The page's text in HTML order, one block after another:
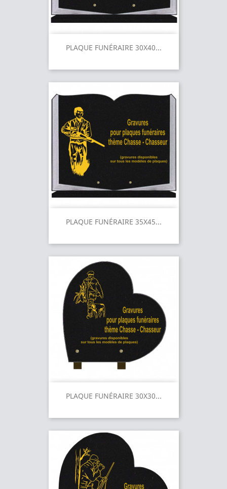
PLAQUE FUNÉRAIRE 30X40...
PLAQUE FUNÉRAIRE 35X45...
PLAQUE FUNÉRAIRE 30X30...